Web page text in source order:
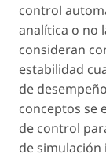
control
analítica o no
consideran
estabilidad
de
conceptos se
de control
de simulación